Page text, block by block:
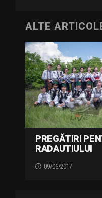
ALTE
PREGĂTIRI
RADAUTIULUI
09/06/2017